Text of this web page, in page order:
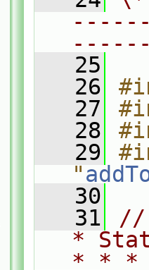
   25
   26
   27
   28
   29
"
   30
   31
//
*
* *